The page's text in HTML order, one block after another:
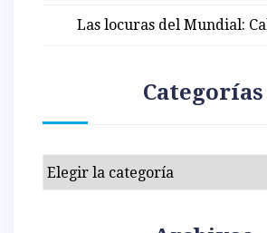
Las locuras del Mundial:
Categorías
Categorías